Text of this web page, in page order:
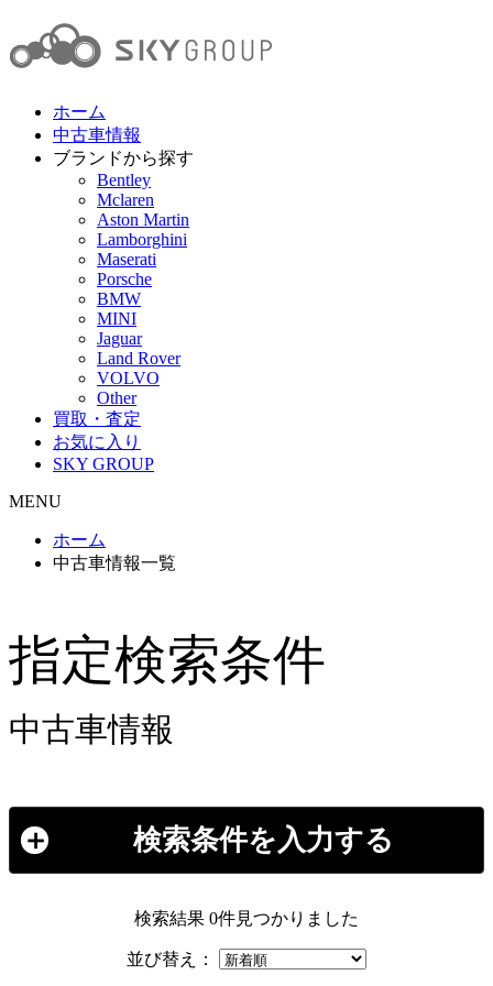
ホーム
中古車情報
ブランドから探す
Bentley
Mclaren
Aston Martin
Lamborghini
Maserati
Porsche
BMW
MINI
Jaguar
Land Rover
VOLVO
Other
買取・査定
お気に入り
SKY GROUP
MENU
ホーム
中古車情報一覧
指定検索条件
中古車情報
検索条件を入力する
検索結果 0件見つかりました
並び替え：